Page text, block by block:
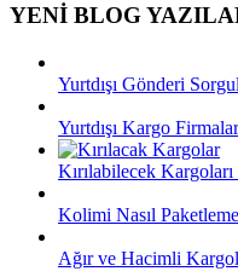
YENİ BLOG
Yurtdışı Gönderi
Yurtdışı Kargo
Kırılabilecek
Kolimi Nasıl
Ağır ve Hacimli